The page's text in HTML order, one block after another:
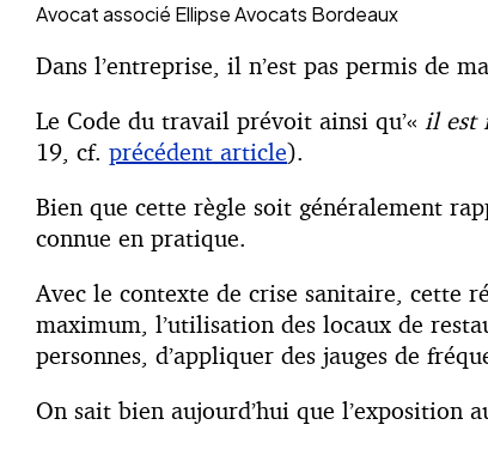
Avocat associé Ellipse Avocats Bordeaux
Dans l’entreprise, il n’est pas permis de
Le Code du travail prévoit ainsi qu’« il est
19, cf. précédent article).
Bien que cette règle soit généralement
connue en pratique.
Avec le contexte de crise sanitaire, cette
maximum, l’utilisation des locaux de
personnes, d’appliquer des jauges de
On sait bien aujourd’hui que l’exposition